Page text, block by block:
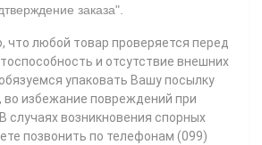
заказа".
что любой товар проверяется перед
и отсутствие внешних
упаковать Вашу посылку
избежание повреждений при
случаях возникновения спорных
позвонить по телефонам (099)